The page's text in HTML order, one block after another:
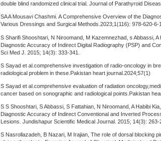
double blind randomized clinical trial. Journal of Parathyroid
SA A Mousavi Chashmi. A Comprehensive Overview of the
Various Dressings and Surgical Methods.2023;1(116): 978-620-6-
S Sharifi Shooshtari, N Niroomand, M Kazemnezhad, s Abbassi,
Diagnostic Accuracy of Indirect Digital Radiography (PSP) and
Sci Med J. 2015; 14(3): 333-341.
S Sayad et al.comprehensive investigation of radio-oncology in
radiological problem in these.Pakistan heart journal.2024;57(1)
S Sayad et al.comprehensive evaluation of radiation
cancer based on sonographic and radiological points.Pakistan
S S Shooshtari, S Abbassi, S Fattahian, N Niroomand, A Habibi
Diagnostic Accuracy of Indirect Conventional and Inverted
Lesions. Jundishapur Scientific Medical Journal. 2015; 14(3): 263-
S Nasrollazadeh, B Nazari, M Irajian, The role of dorsal blocking